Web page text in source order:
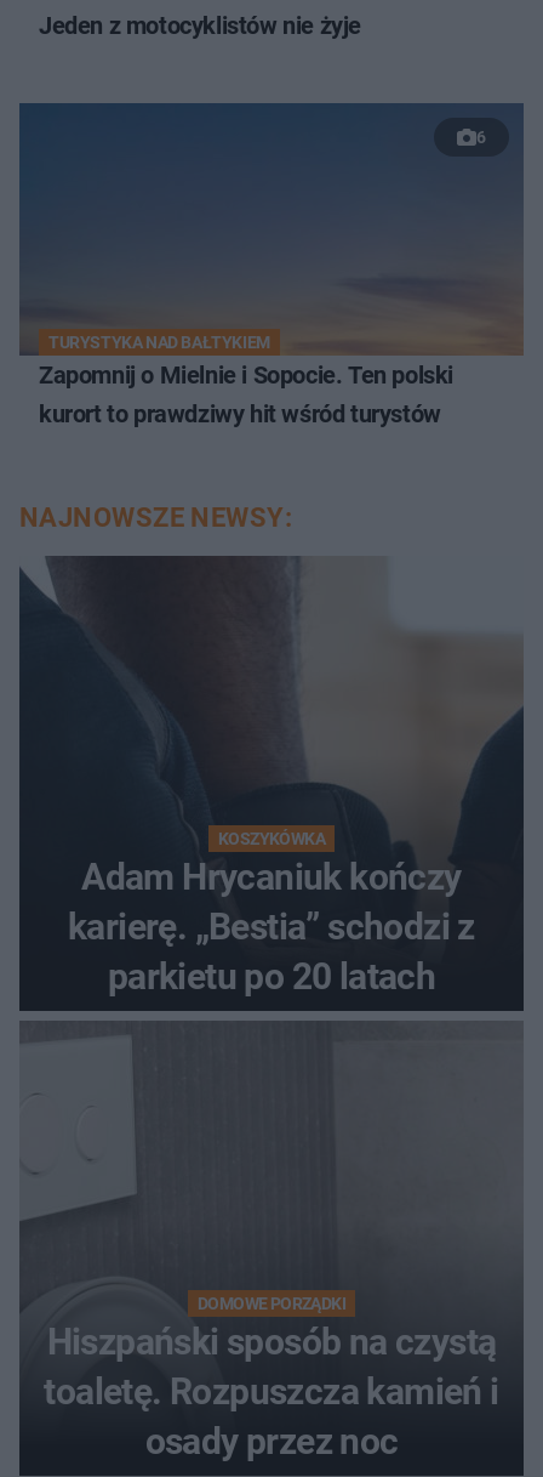
Jeden z motocyklistów nie żyje
6
TURYSTYKA NAD BAŁTYKIEM
Zapomnij o Mielnie i Sopocie. Ten polski
kurort to prawdziwy hit wśród turystów
NAJNOWSZE NEWSY:
KOSZYKÓWKA
Adam Hrycaniuk kończy
karierę. „Bestia” schodzi z
parkietu po 20 latach
DOMOWE PORZĄDKI
Hiszpański sposób na czystą
toaletę. Rozpuszcza kamień i
osady przez noc